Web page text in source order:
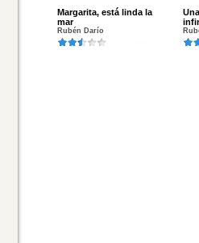
Margarita, está linda la
mar
Rubén Darío